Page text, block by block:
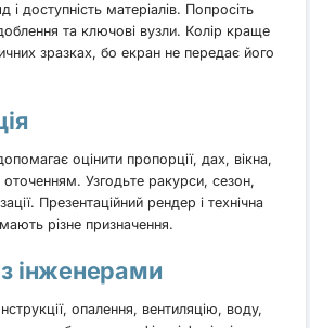
і доступність матеріалів. Попросіть
та ключові вузли. Колір краще
зразках, бо екран не передає його
оцінити пропорції, дах, вікна,
Узгодьте ракурси, сезон,
Презентаційний рендер і технічна
різне призначення.
інженерами
опалення, вентиляцію, воду,